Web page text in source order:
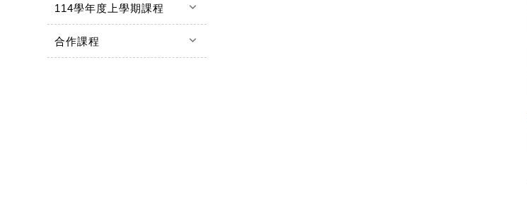
114學年度上學期課程 keyboard_arrow_down
合作課程 keyboard_arrow_down